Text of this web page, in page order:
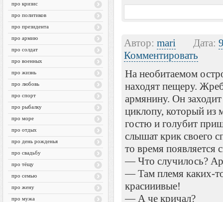
про кризис
про политиков
про президента
про армию
про солдат
про военных
про жизнь
про любовь
про спорт
про рыбалку
про море
про отдых
про день рожденья
про свадьбу
про тёщу
про семью
про жену
про мужа
Автор: mari Дата:
Комментировать
На необитаемом
находят пещеру.
армянину. Он
циклопу, который из
гостю и голубит
слышат крик своего
то время появляется
— Что случилось?
— Там племя каких-
красииивые!
— А че кричал?